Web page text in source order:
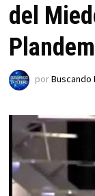
del
porBuscando